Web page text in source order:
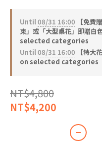
Until08/31 16:00 【免費
束」或「大型桌花」即贈白
selected categories
Until08/31 16:00 【特大
on selected categories
NT$4,800
NT$4,200